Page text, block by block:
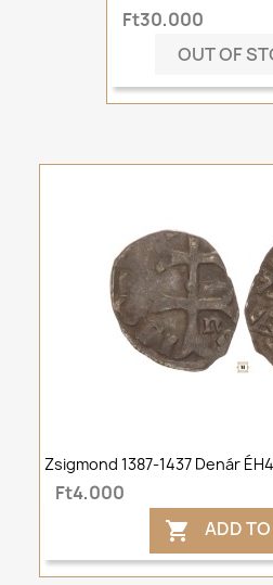
Ft30,000
OUT OF
Zsigmond 1387-1437 Denár
Ft4,000
 ADD